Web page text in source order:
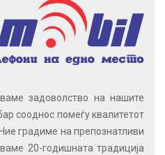
задоволство на нашите
сооднос помеѓу квалитетот
градиме на препознатливи
20-годишната традиција